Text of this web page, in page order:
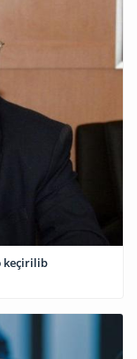
keçirilib